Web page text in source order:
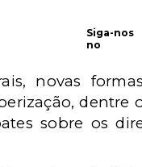
Siga-nos
no
novas
dentre
sobre os